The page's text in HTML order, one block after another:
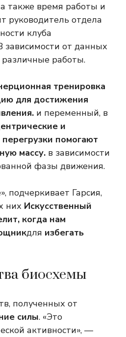
также время работы и
руководитель отдела
клуба
зависимости от данных
работы.
тренировка
для достижения
и переменный, в
и
помогают
массу. в зависимости
фазы движения.
подчеркивает Гарсия,
них Искусственный
когда нам
для избегать
биосхемы
полученных от
силы. «Это
активности», —